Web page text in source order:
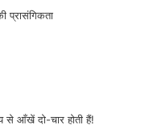
प्रासंगिकता
से आँखें दो-चार होती हैं!